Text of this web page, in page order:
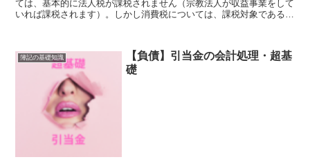
ては、基本的に法人税が課税されません（宗教法人が収益事業をして
いれば課税されます）。しかし消費税については、課税対象である
簿記の基礎知識
【負債】引当金の会計処理・超基
礎